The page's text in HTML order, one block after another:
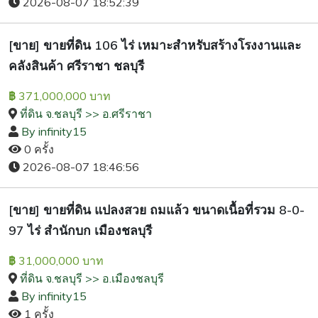
[ขาย] ขายที่ดิน 106 ไร่ เหมาะสำหรับสร้างโรงงานและ
คลังสินค้า ศรีราชา ชลบุรี
฿ 371,000,000 บาท
ที่ดิน จ.ชลบุรี >> อ.ศรีราชา
By infinity15
0 ครั้ง
2026-08-07 18:46:56
[ขาย] ขายที่ดิน แปลงสวย ถมแล้ว ขนาดเนื้อที่รวม 8-0-
97 ไร่ สำนักบก เมืองชลบุรี
฿ 31,000,000 บาท
ที่ดิน จ.ชลบุรี >> อ.เมืองชลบุรี
By infinity15
1 ครั้ง